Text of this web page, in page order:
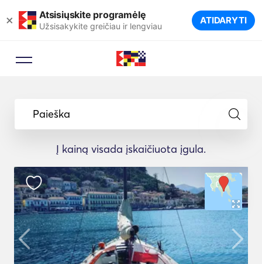
× Atsisiųskite programėlę
Užsisakykite greičiau ir lengviau ATIDARYTI
Paieška
Į kainą visada įskaičiuota įgula.